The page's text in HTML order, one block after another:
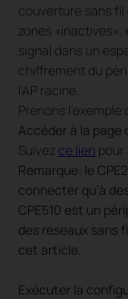
couverture sans fil
zones
signal dans un
chiffrement du
l'AP racine.
Prenons l'exemple
Accéder à la page
Suivez ce lien pour
Remarque: le
connecter qu’à
CPE510 est un
des réseaux sans
cet article.
Exécuter la